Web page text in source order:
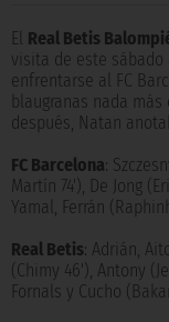
El Real Betis
visita de este sábado
enfrentarse al FC
blaugranas nada
después, Natan
FC Barcelona:
Martín 74'), De Jong
Yamal, Ferrán
Real Betis: Adrián,
(Chimy 46'), Antony
Fornals y Cucho